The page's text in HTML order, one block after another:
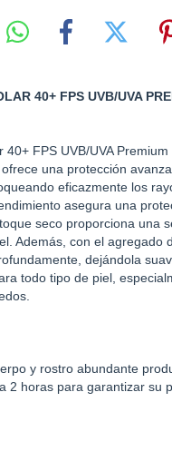
40+ FPS UVB/UVA
40+ FPS UVB/UVA
una protección
eficazmente los
asegura una
seco proporciona una
Además, con el agregado
dejándola
todo tipo de piel,
y rostro abundante
2 horas para garantizar su